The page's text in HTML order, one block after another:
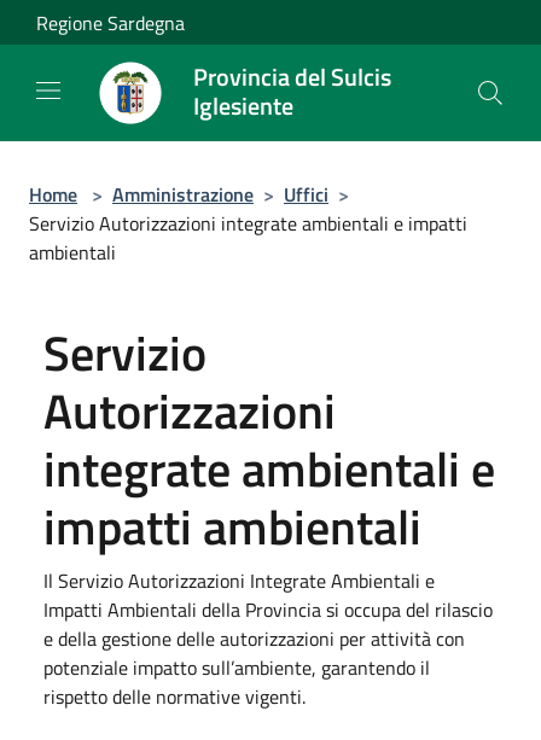
Salta al contenuto principale
Regione Sardegna
Provincia del Sulcis
Iglesiente
Home > Amministrazione > Uffici >
Servizio Autorizzazioni integrate ambientali e impatti
ambientali
Servizio
Autorizzazioni
integrate ambientali e
impatti ambientali
Il Servizio Autorizzazioni Integrate Ambientali e
Impatti Ambientali della Provincia si occupa del rilascio
e della gestione delle autorizzazioni per attività con
potenziale impatto sull’ambiente, garantendo il
rispetto delle normative vigenti.